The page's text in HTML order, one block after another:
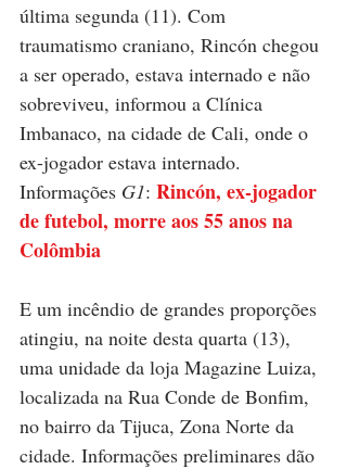
última segunda (11). Com
traumatismo craniano, Rincón chegou
a ser operado, estava internado e não
sobreviveu, informou a Clínica
Imbanaco, na cidade de Cali, onde o
ex-jogador estava internado.
Informações G1: Rincón, ex-jogador
de futebol, morre aos 55 anos na
Colômbia
E um incêndio de grandes proporções
atingiu, na noite desta quarta (13),
uma unidade da loja Magazine Luiza,
localizada na Rua Conde de Bonfim,
no bairro da Tijuca, Zona Norte da
cidade. Informações preliminares dão